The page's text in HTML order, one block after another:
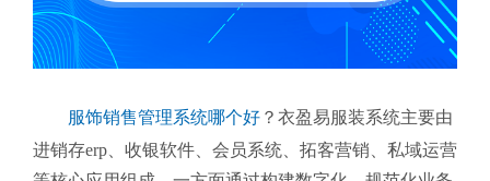
服饰销售管理系统哪个好 ？衣盈易服装系统主要由
进销存erp、收银软件、会员系统、拓客营销、私域运营